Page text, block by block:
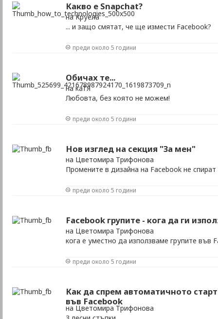
Какво е Snapchat?
на Круела
... и защо смятат, че ще измести Facebook?
преди около 5 години
Обичах те...
на каТЯ
Любовта, без която не можем!
преди около 5 години
Нов изглед на секция "За мен"
на Цветомира Трифонова
Промените в дизайна на Facebook не спират
преди около 5 години
Facebook групите - кога да ги
на Цветомира Трифонова
кога е уместно да използваме групите във
преди около 5 години
Как да спрем автоматичното
във Facebook
на Цветомира Трифонова